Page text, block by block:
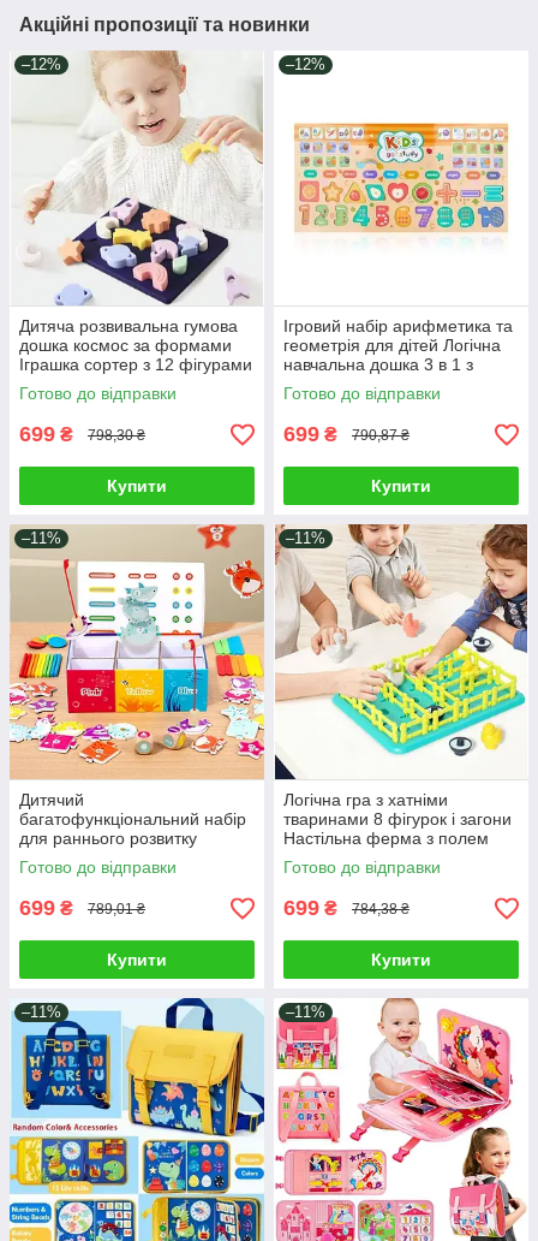
Акційні пропозиції та новинки
–12%
Дитяча розвивальна гумова
дошка космос за формами
Іграшка сортер з 12 фігурами
штампи для малюків
Готово до відправки
699 ₴ 798,30 ₴
Купити
–12%
Ігровий набір арифметика та
геометрія для дітей Логічна
навчальна дошка 3 в 1 з
магнітною риболовлею з
вудкою з наклейками
Готово до відправки
699 ₴ 790,87 ₴
Купити
–11%
Дитячий
багатофункціональний набір
для раннього розвитку
малюка магнітна рибалка
нейрогра сортер по
Готово до відправки
699 ₴ 789,01 ₴
Купити
–11%
Логічна гра з хатніми
тваринами 8 фігурок і загони
Настільна ферма з полем
головоломка для дітей
Готово до відправки
699 ₴ 784,38 ₴
Купити
–11% –11%